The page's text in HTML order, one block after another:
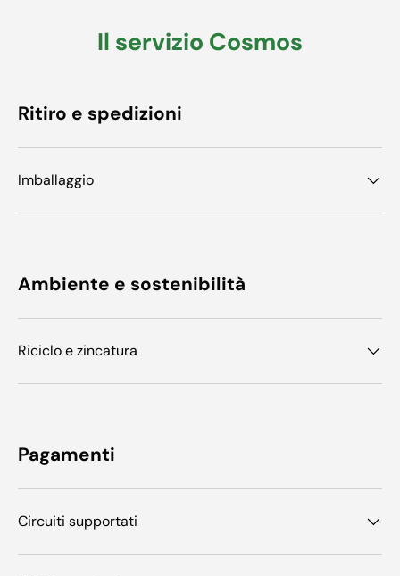
Il servizio Cosmos
Ritiro e spedizioni
Imballaggio
Ambiente e sostenibilità
Riciclo e zincatura
Pagamenti
Circuiti supportati